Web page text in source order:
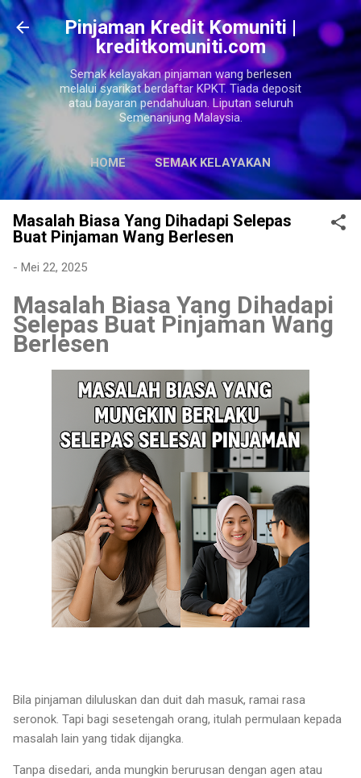
Langkau ke kandungan utama
Pinjaman Kredit Komuniti |
kreditkomuniti.com
Semak kelayakan pinjaman wang berlesen
melalui syarikat berdaftar KPKT. Tiada deposit
atau bayaran pendahuluan. Liputan seluruh
Semenanjung Malaysia.
HOME SEMAK KELAYAKAN
LAGI… SITEMAPS
Masalah Biasa Yang Dihadapi Selepas
Buat Pinjaman Wang Berlesen
- Mei 22, 2025
Masalah Biasa Yang Dihadapi
Selepas Buat Pinjaman Wang
Berlesen
Bila pinjaman diluluskan dan duit dah masuk, ramai rasa
seronok. Tapi bagi sesetengah orang, itulah permulaan kepada
masalah lain yang tidak dijangka.
Tanpa disedari, anda mungkin berurusan dengan agen atau